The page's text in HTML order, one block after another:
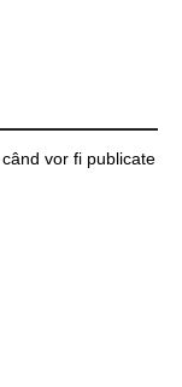
vor fi publicate